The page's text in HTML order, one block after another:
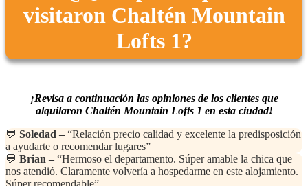
visitaron Chaltén Mountain
Lofts 1?
¡Revisa a continuación las opiniones de los clientes que
alquilaron Chaltén Mountain Lofts 1 en esta ciudad!
💬 Soledad – “Relación precio calidad y excelente la predisposición
a ayudarte o recomendar lugares”
💬 Brian – “Hermoso el departamento. Súper amable la chica que
nos atendió. Claramente volvería a hospedarme en este alojamiento.